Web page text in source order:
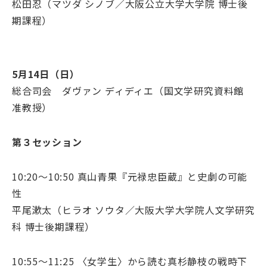
松田忍（マツダ シノブ／大阪公立大学大学院 博士後
期課程）
5月14日（日）
総合司会 ダヴァン ディディエ（国文学研究資料館
准教授）
第３セッション
10:20～10:50 真山青果『元禄忠臣蔵』と史劇の可能
性
平尾漱太（ヒラオ ソウタ／大阪大学大学院人文学研究
科 博士後期課程）
10:55～11:25 〈女学生〉から読む真杉静枝の戦時下